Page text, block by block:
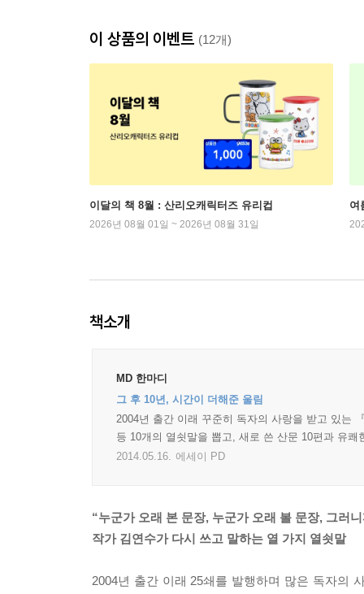
이 상품의 이벤트 (12개)
이달의 책 8월 : 산리오캐릭터즈 유리컵
2026년 08월 01일 ~ 2026년 08월 31일
여
책소개
MD 한마디
그 후 10년, 시간이 더해준 울림
2004년 출간 이래 꾸준히 독자의 사랑을 받고 있는
등 10개의 열쇳말을 뽑고, 새로 쓴 산문 10편과 유
2014.05.16. 에세이 PD
“누군가 오래 본 문장, 누군가 오래 볼 문장, 그러
작가 김연수가 다시 쓰고 말하는 열 가지 열쇳말
2004년 출간 이래 25쇄를 발행하며 많은 독자의